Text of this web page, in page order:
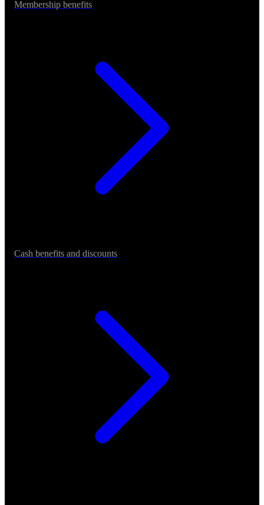
Membership benefits
Cash benefits and discounts